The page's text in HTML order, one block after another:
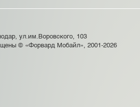
ул.им.Воровского, 103
© «Форвард Мобайл», 2001-2026